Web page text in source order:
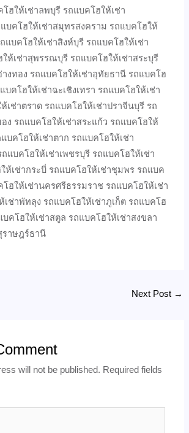
ฮให้เช่าลพบุรี รถแบคโฮให้เช่า
บคโฮให้เช่าสมุทรสงคราม รถแบคโฮให้
แบคโฮให้เช่าสิงห์บุรี รถแบคโฮให้เช่า
ห้เช่าสุพรรณบุรี รถแบคโฮให้เช่าสระบุรี
างทอง รถแบคโฮให้เช่าอุทัยธานี รถแบคโฮ
บคโฮให้เช่าฉะเชิงเทรา รถแบคโฮให้เช่า
เช่าตราด รถแบคโฮให้เช่าปราจีนบุรี รถ
ง รถแบคโฮให้เช่าสระแก้ว รถแบคโฮให้
บคโฮให้เช่าตาก รถแบคโฮให้เช่า
แบคโฮให้เช่าเพชรบุรี รถแบคโฮให้เช่า
ห้เช่ากระบี่ รถแบคโฮให้เช่าชุมพร รถแบค
โฮให้เช่านครศรีธรรมราช รถแบคโฮให้เช่า
เช่าพัทลุง รถแบคโฮให้เช่าภูเก็ต รถแบคโฮ
บคโฮให้เช่าสตูล รถแบคโฮให้เช่าสงขลา
ราษฎร์ธานี
Next Post →
will not be published. Required fields